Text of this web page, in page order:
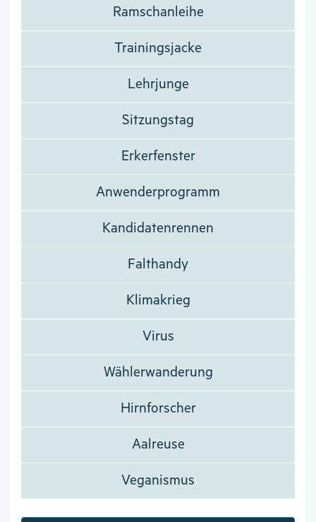
Ramschanleihe
Trainingsjacke
Lehrjunge
Sitzungstag
Erkerfenster
Anwenderprogramm
Kandidatenrennen
Falthandy
Klimakrieg
Virus
Wählerwanderung
Hirnforscher
Aalreuse
Veganismus